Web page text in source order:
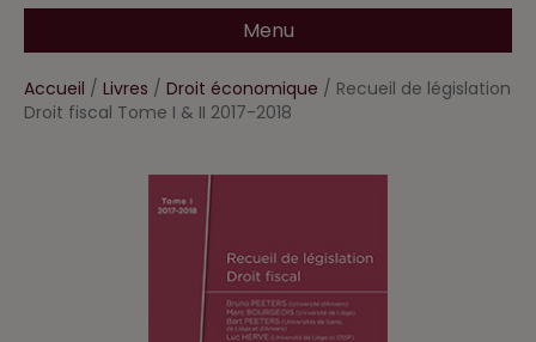
Menu
Accueil / Livres / Droit économique / Recueil de législation
Droit fiscal Tome I & II 2017-2018